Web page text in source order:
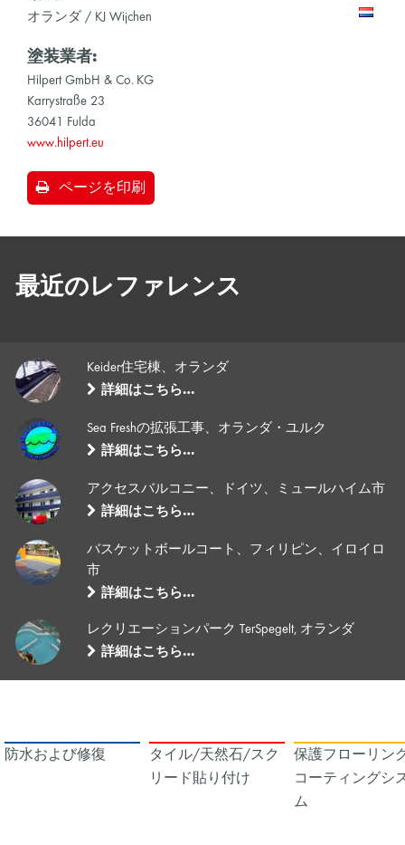
オランダ / KJ Wijchen
塗装業者:
Hilpert GmbH & Co. KG
Karrystraße 23
36041 Fulda
www.hilpert.eu
ページを印刷
最近のレファレンス
Keider住宅棟、オランダ
詳細はこちら…
Sea Freshの拡張工事、オランダ・ユルク
詳細はこちら…
アクセスバルコニー、ドイツ、ミュールハイム市
詳細はこちら…
バスケットボールコート、フィリピン、イロイロ
市
詳細はこちら…
レクリエーションパーク TerSpegelt, オランダ
詳細はこちら…
防水および修復
タイル/天然石/スク
リード貼り付け
保護フローリン
コーティングシ
ム